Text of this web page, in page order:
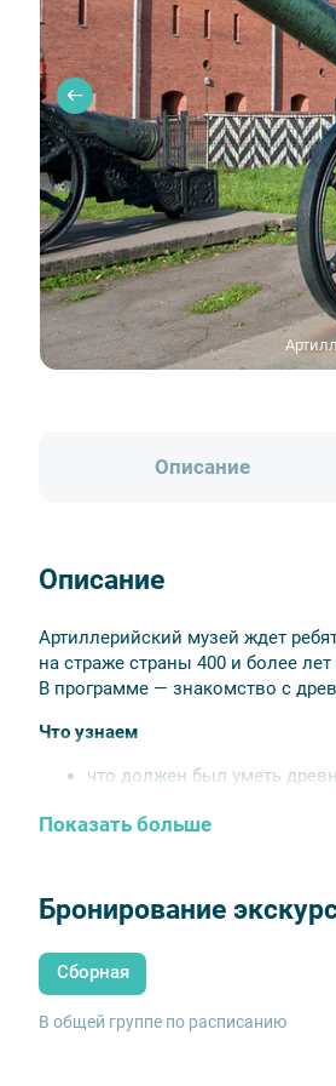
Описание
Описание
Артиллерийский музей ждет
на страже страны 400 и более лет
В программе — знакомство с
Что узнаем
что должен был уметь
как стрельцы
Что увидим
шлемы, щиты и другие
одежду и вооружение
Чем займемся
Показать больше
Бронирование
Сборная
В общей группе по расписанию